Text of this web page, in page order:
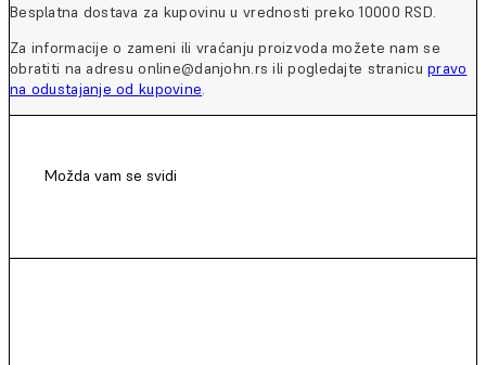
Besplatna dostava za kupovinu u vrednosti preko 10000 RSD.
Za informacije o zameni ili vraćanju proizvoda možete nam se
obratiti na adresu online@danjohn.rs ili pogledajte stranicupravo
na odustajanje od kupovine.
Možda vam se svidi